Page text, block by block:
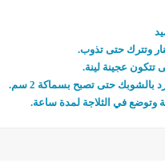
وتترك حتى تذوب.
تتكون عجينة لينة.
حتى تصبح بسماكة 2 سم.
وتوضع في الثلاجة لمدة ساعة.